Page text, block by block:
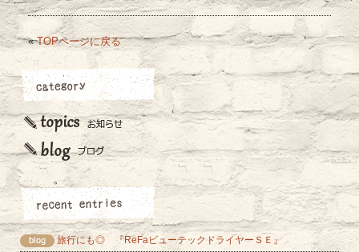
«TOPページに戻る
旅行にも◎ 『ReFaビューテックドライヤーＳＥ』